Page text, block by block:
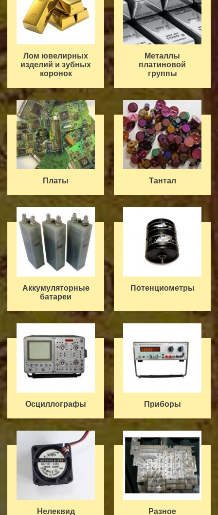
Лом ювелирных
изделий и зубных
коронок
Металлы
платиновой
группы
Платы Тантал
Аккумуляторные
батареи
Потенциометры
Осциллографы Приборы
Нелеквид Разное